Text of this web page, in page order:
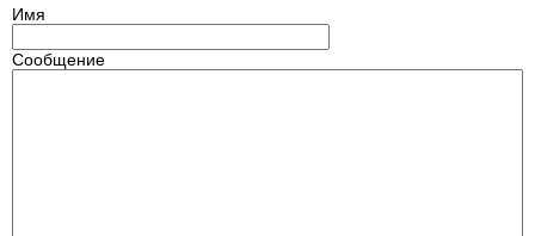
Имя
Сообщение